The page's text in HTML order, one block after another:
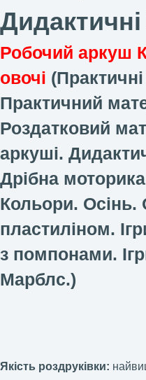
Робочий аркуш
овочі
Практичний
Роздатковий
аркуші.
Дрібна
Кольори. Осінь.
пластиліном.
з помпонами.
Марблс.)
Якість роздруківки: